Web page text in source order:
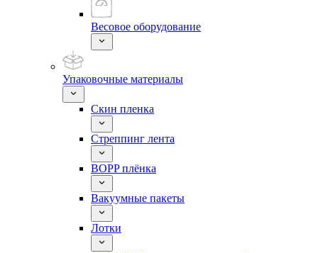
Весовое оборудование
Упаковочные материалы
Скин пленка
Стреппинг лента
BOPP плёнка
Вакуумные пакеты
Лотки